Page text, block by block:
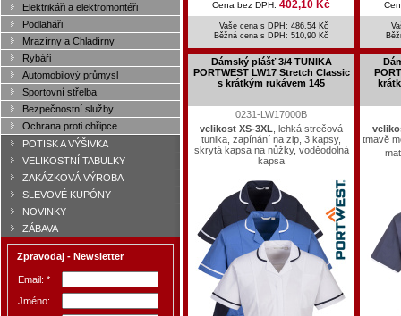
Elektrikáři a elektromontéři
Podlaháři
Mrazírny a Chladírny
Rybáři
Automobilový průmysl
Sportovní střelba
Bezpečnostní služby
Ochrana proti chřipce
POTISK A VÝŠIVKA
VELIKOSTNÍ TABULKY
ZAKÁZKOVÁ VÝROBA
SLEVOVÉ KUPÓNY
NOVINKY
ZÁBAVA
Zpravodaj - Newsletter
Email: *
Jméno:
Cena bez DPH: 402,10 Kč
Vaše cena s DPH: 486,54 Kč
Běžná cena s DPH: 510,90 Kč
Dámský plášť 3/4 TUNIKA
PORTWEST LW17 Stretch Classic
s krátkým rukávem 145
0231-LW17000B
velikost XS-3XL , lehká strečová
tunika, zapínání na zip, 3 kapsy,
skrytá kapsa na nůžky, voděodolná
kapsa
tmavě